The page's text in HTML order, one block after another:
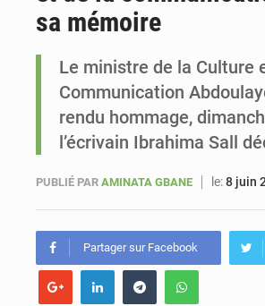
sa mémoire
Le ministre de la Culture
Communication
rendu hommage,
l’écrivain Ibrahima Sall
PUBLIÉ PAR AMINATA GBANE le:8 juin
Partager sur Facebook